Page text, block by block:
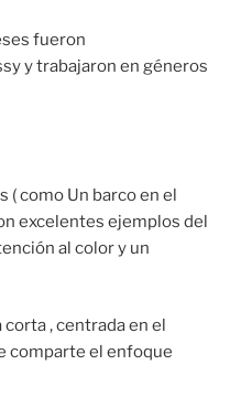
fueron
y trabajaron en géneros
( como Un barco en el
excelentes ejemplos del
al color y un
corta , centrada en el
comparte el enfoque